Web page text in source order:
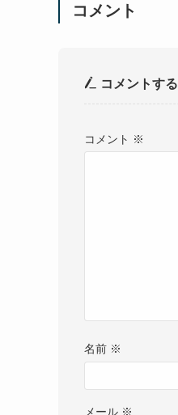
コメント
コメントする
コメント ※
名前 ※
メール ※